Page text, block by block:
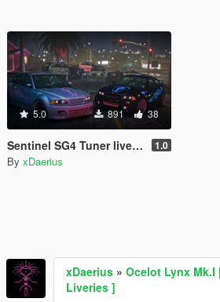
5.0 891 38
Sentinel SG4 Tuner livery Pack 1.0
By xDaerius
xDaerius » Ocelot Lynx Mk.I
Liveries ]